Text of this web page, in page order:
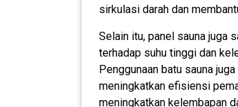
sirkulasi darah dan
Selain itu, panel sauna juga
terhadap suhu tinggi dan
Penggunaan batu sauna
meningkatkan efisiensi
meningkatkan kelembapan